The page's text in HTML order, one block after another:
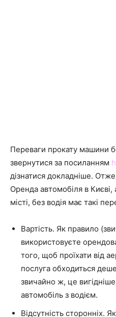
Переваги прокату машини
звернутися за посиланням
дізнатися докладніше.
Оренда автомобіля в
місті, без водія має такі
Вартість. Як правило
використовуєте
того, щоб проїхати від
послуга обходиться
звичайно ж, це
автомобіль з водієм.
Відсутність